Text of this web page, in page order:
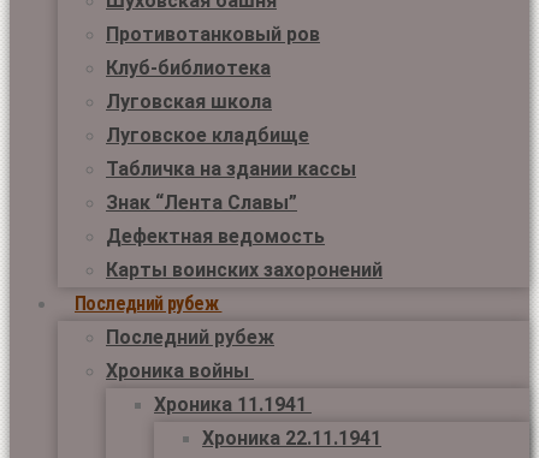
Противотанковый ров
Клуб-библиотека
Луговская школа
Луговское кладбище
Табличка на здании кассы
Знак “Лента Славы”
Дефектная ведомость
Карты воинских захоронений
Последний рубеж
Последний рубеж
Хроника войны
Хроника 11.1941
Хроника 22.11.1941